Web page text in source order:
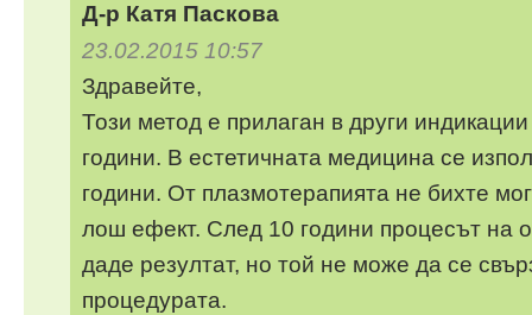
Д-р Катя Паскова
23.02.2015 10:57
Здравейте,
Този метод е прилаган в други
години. В естетичната медицина се
години. От плазмотерапията не бихте
лош ефект. След 10 години процесът на
даде резултат, но той не може да се
процедурата.